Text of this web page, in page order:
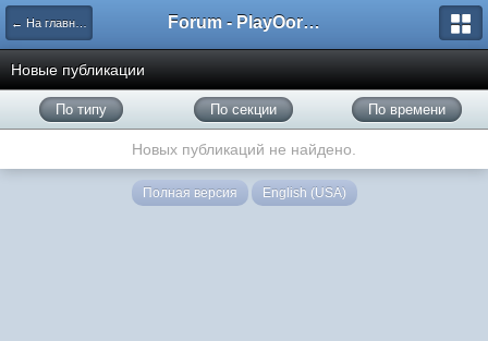
← На главную Forum - PlayOorbis.net
Новые публикации
По типу По секции По времени
Новых публикаций не найдено.
Полная версия English (USA)